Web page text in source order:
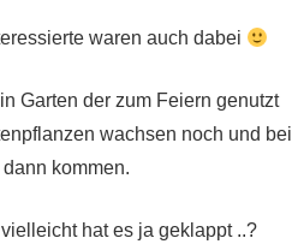
waren auch dabei
Garten der zum Feiern genutzt
wachsen noch und bei
kommen.
hat es ja geklappt ..?